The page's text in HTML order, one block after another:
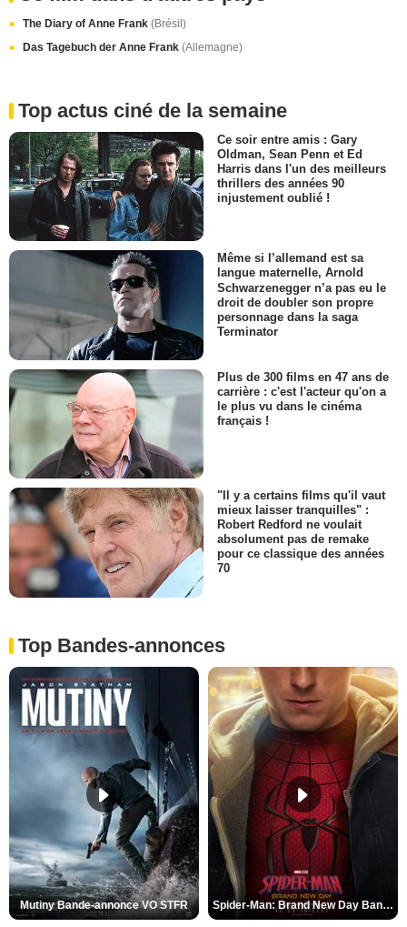
The Diary of Anne Frank (Brésil)
Das Tagebuch der Anne Frank (Allemagne)
Top actus ciné de la semaine
Ce soir entre amis : Gary
Oldman, Sean Penn et Ed
Harris dans l'un des meilleurs
thrillers des années 90
injustement oublié !
Même si l’allemand est sa
langue maternelle, Arnold
Schwarzenegger n’a pas eu le
droit de doubler son propre
personnage dans la saga
Terminator
Plus de 300 films en 47 ans de
carrière : c'est l'acteur qu'on a
le plus vu dans le cinéma
français !
"Il y a certains films qu'il vaut
mieux laisser tranquilles" :
Robert Redford ne voulait
absolument pas de remake
pour ce classique des années
70
Top Bandes-annonces
Mutiny Bande-annonce VO STFR Spider-Man: Brand New Day Bande-annonce VO STFR